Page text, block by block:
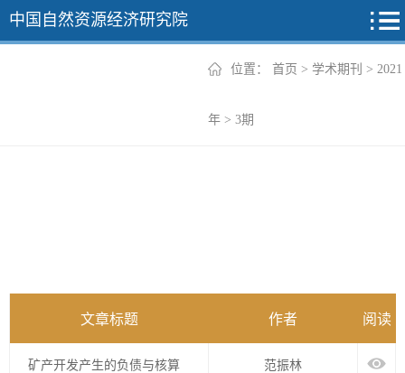
中国自然资源经济研究院
+
位置： 首页 > 学术期刊 > 2021
年 > 3期
文章标题 作者 阅读
矿产开发产生的负债与核算 范振林